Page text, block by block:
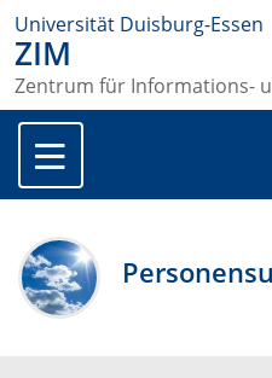
Universität Duisburg-Essen
ZIM
Zentrum für Informations-